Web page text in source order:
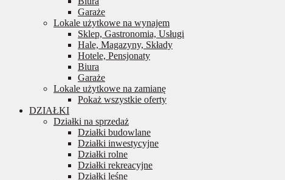
Garaże
Lokale użytkowe na wynajem
Sklep, Gastronomia, Usługi
Hale, Magazyny, Składy
Hotele, Pensjonaty
Biura
Garaże
Lokale użytkowe na zamianę
Pokaż wszystkie oferty
DZIAŁKI
Działki na sprzedaż
Działki budowlane
Działki inwestycyjne
Działki rolne
Działki rekreacyjne
Działki leśne